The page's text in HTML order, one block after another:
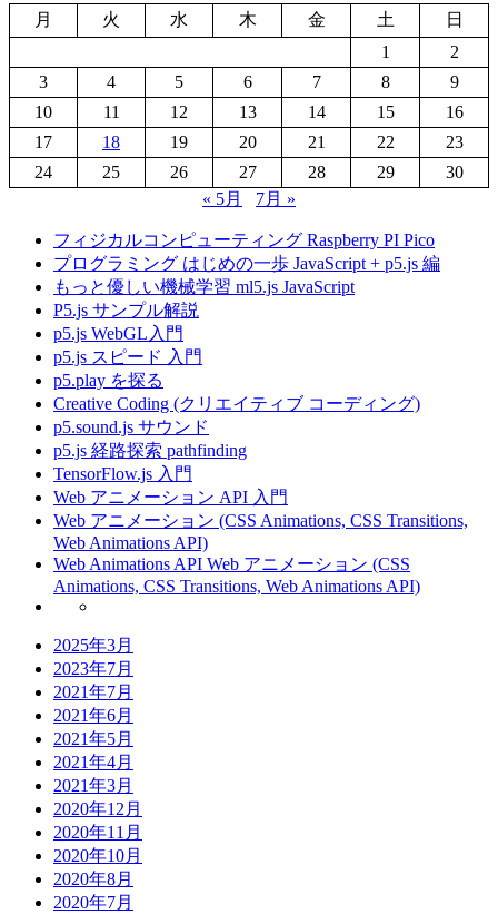
月
火 水 木 金 土
日
1
2
3
4 5 6 7 8
9
10
11 12 13 14 15
16
17
18 19 20 21 22
23
24
25 26 27 28 29
30
« 5月
7月 »
フィジカルコンピューティング Raspberry PI Pico
プログラミング はじめの一歩 JavaScript + p5.js 編
もっと優しい機械学習 ml5.js JavaScript
P5.js サンプル解説
p5.js WebGL入門
p5.js スピード 入門
p5.play を探る
Creative Coding (クリエイティブ コーディング)
p5.sound.js サウンド
p5.js 経路探索 pathfinding
TensorFlow.js 入門
Web アニメーション API 入門
Web アニメーション (CSS Animations, CSS Transitions,
Web Animations API)
Web Animations API Web アニメーション (CSS
Animations, CSS Transitions, Web Animations API)
2025年3月
2023年7月
2021年7月
2021年6月
2021年5月
2021年4月
2021年3月
2020年12月
2020年11月
2020年10月
2020年8月
2020年7月